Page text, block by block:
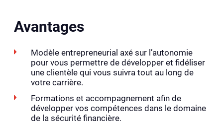
Avantages
Modèle entrepreneurial axé sur l’autonomie
pour vous permettre de développer et fidéliser
une clientèle qui vous suivra tout au long de
votre carrière.
Formations et accompagnement afin de
développer vos compétences dans le domaine
de la sécurité financière.